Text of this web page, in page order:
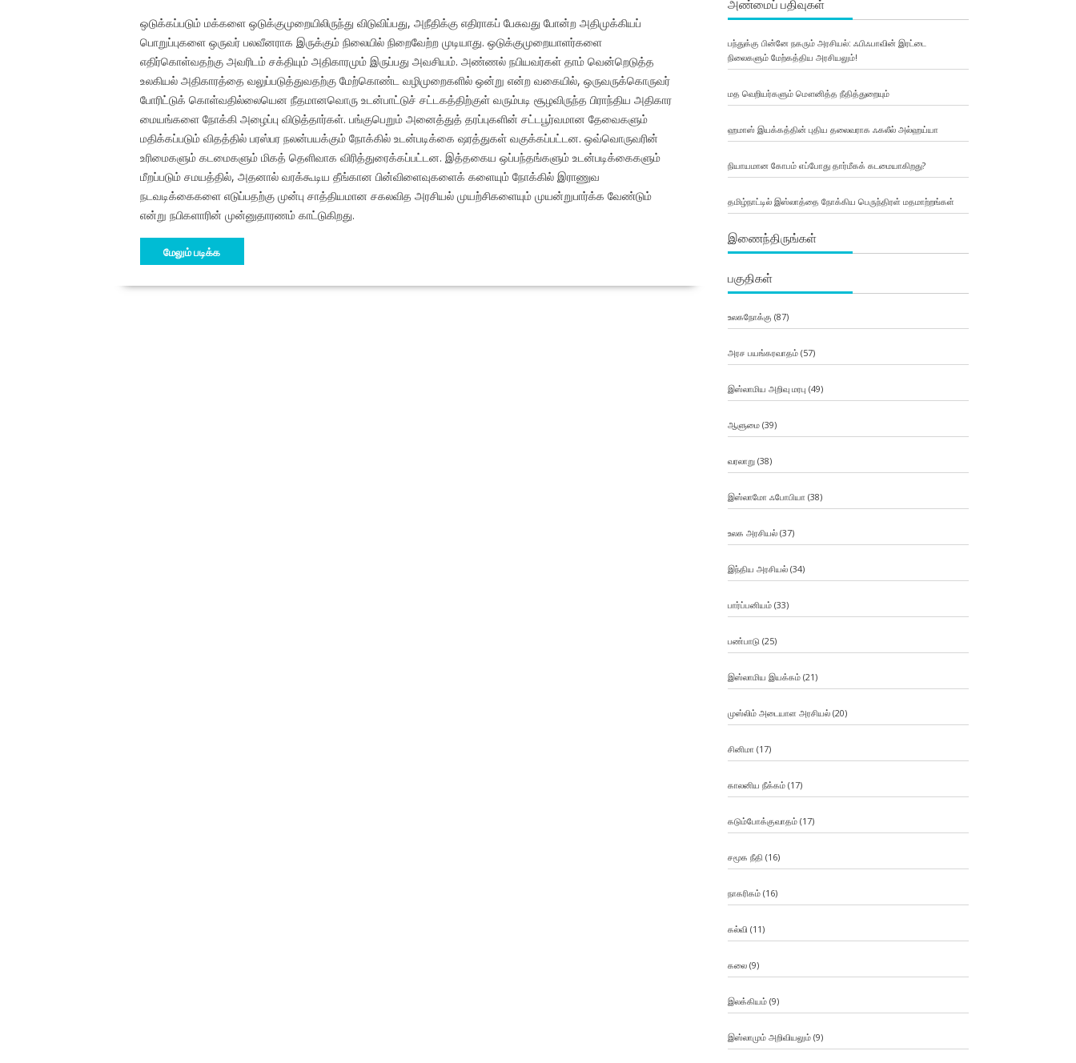
ஒடுக்கப்படும் மக்களை ஒடுக்குமுறையிலிருந்து விடுவிப்பது, அநீதிக்கு எதிராகப் பேசுவது போன்ற அதிமுக்கியப்
பொறுப்புகளை ஒருவர் பலவீனராக இருக்கும் நிலையில் நிறைவேற்ற முடியாது. ஒடுக்குமுறையாளர்களை
எதிர்கொள்வதற்கு அவரிடம் சக்தியும் அதிகாரமும் இருப்பது அவசியம். அண்ணல் நபியவர்கள் தாம் வென்றெடுத்த
உலகியல் அதிகாரத்தை வலுப்படுத்துவதற்கு மேற்கொண்ட வழிமுறைகளில் ஒன்று என்ற வகையில், ஒருவருக்கொருவர்
போரிட்டுக் கொள்வதில்லையென நீதமானவொரு உடன்பாட்டுச் சட்டகத்திற்குள் வரும்படி சூழவிருந்த பிராந்திய அதிகார
மையங்களை நோக்கி அழைப்பு விடுத்தார்கள். பங்குபெறும் அனைத்துத் தரப்புகளின் சட்டபூர்வமான தேவைகளும்
மதிக்கப்படும் விதத்தில் பரஸ்பர நலன்பயக்கும் நோக்கில் உடன்படிக்கை ஷரத்துகள் வகுக்கப்பட்டன. ஒவ்வொருவரின்
உரிமைகளும் கடமைகளும் மிகத் தெளிவாக விரித்துரைக்கப்பட்டன. இத்தகைய ஒப்பந்தங்களும் உடன்படிக்கைகளும்
மீறப்படும் சமயத்தில், அதனால் வரக்கூடிய தீங்கான பின்விளைவுகளைக் களையும் நோக்கில் இராணுவ
நடவடிக்கைகளை எடுப்பதற்கு முன்பு சாத்தியமான சகலவித அரசியல் முயற்சிகளையும் முயன்றுபார்க்க வேண்டும்
என்று நபிகளாரின் முன்னுதாரணம் காட்டுகிறது.
மேலும் படிக்க
பந்துக்கு பின்னே நகரும் அரசியல்: ஃபிஃபாவின் இரட்டை
நிலைகளும் மேற்கத்திய அரசியலும்!
மத வெறியர்களும் மௌனித்த நீதித்துறையும்
ஹமாஸ் இயக்கத்தின் புதிய தலைவராக ஃகலீல் அல்ஹய்யா
நியாயமான கோபம் எப்போது தார்மீகக் கடமையாகிறது?
தமிழ்நாட்டில் இஸ்லாத்தை நோக்கிய பெருந்திரள் மதமாற்றங்கள்
இணைந்திருங்கள்
பகுதிகள்
உலகநோக்கு (87)
அரச பயங்கரவாதம்(57)
இஸ்லாமிய அறிவு மரபு (49)
ஆளுமை(39)
வரலாறு(38)
இஸ்லாமோ ஃபோபியா (38)
உலக அரசியல்(37)
இந்திய அரசியல்(34)
பார்ப்பனியம்(33)
பண்பாடு(25)
இஸ்லாமிய இயக்கம்(21)
முஸ்லிம் அடையாள அரசியல்(20)
சினிமா (17)
காலனிய நீக்கம்(17)
கடும்போக்குவாதம்(17)
சமூக நீதி (16)
நாகரிகம்(16)
கல்வி (11)
கலை(9)
இலக்கியம்(9)
இஸ்லாமும் அறிவியலும்(9)